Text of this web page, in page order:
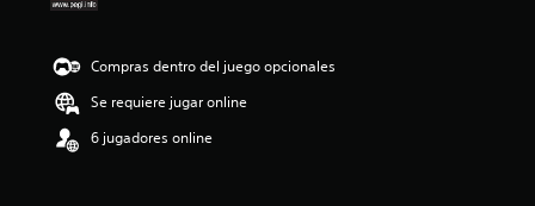
o
e
s
Compras dentro del juego opcionales
Se requiere jugar online
6 jugadores online